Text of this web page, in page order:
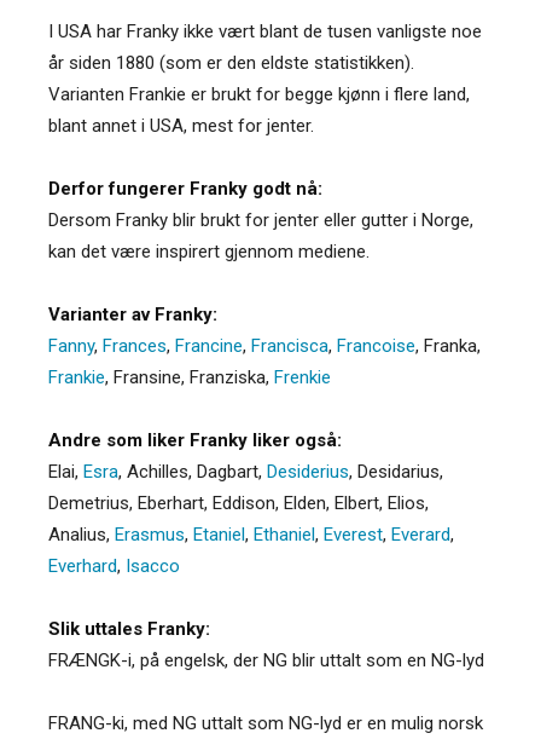
I USA har Franky ikke vært blant de tusen vanligste noe
år siden 1880 (som er den eldste statistikken).
Varianten Frankie er brukt for begge kjønn i flere land,
blant annet i USA, mest for jenter.
Derfor fungerer Franky godt nå:
Dersom Franky blir brukt for jenter eller gutter i Norge,
kan det være inspirert gjennom mediene.
Varianter av Franky:
Fanny, Frances, Francine, Francisca, Francoise, Franka,
Frankie, Fransine, Franziska, Frenkie
Andre som liker Franky liker også:
Elai, Esra, Achilles, Dagbart, Desiderius, Desidarius,
Demetrius, Eberhart, Eddison, Elden, Elbert, Elios,
Analius, Erasmus, Etaniel, Ethaniel, Everest, Everard,
Everhard, Isacco
Slik uttales Franky:
FRÆNGK-i, på engelsk, der NG blir uttalt som en NG-lyd
FRANG-ki, med NG uttalt som NG-lyd er en mulig norsk